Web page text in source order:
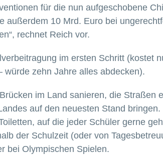
für die nun aufgeschobene
außerdem 10 Mrd. Euro bei
rechnet Reich vor.
im ersten Schritt (kostet
zehn Jahre alles abdecken).
im Land sanieren, die Straßen
auf den neuesten Stand
auf die jeder Schüler gerne
der Schulzeit (oder von
bei Olympischen Spielen.